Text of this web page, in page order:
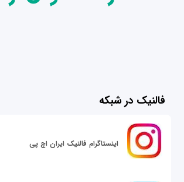
فالنیک در شبکه
اینستاگرام فالنیک ایران اچ پی